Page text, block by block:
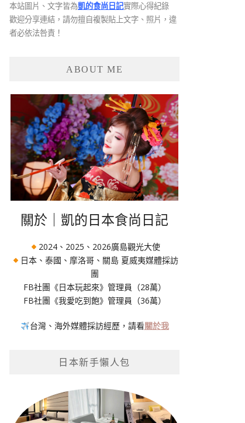
本站圖片、文字皆為凱的食尚日記實際心得紀錄
歡迎分享連結，請勿擅自複製貼上文字、照片，違
者必依法咎責！
ABOUT ME
關於｜凱的日本食尚日記
2024、2025、2026廣島觀光大使
日本、泰國、摩洛哥、關島 夏威夷媒體採訪
團
FB社團《日本玩起來》管理員（28萬）
FB社團《我愛吃到飽》管理員（36萬）
台灣、海外媒體採訪經歷，請看關於我
日本新手懶人包